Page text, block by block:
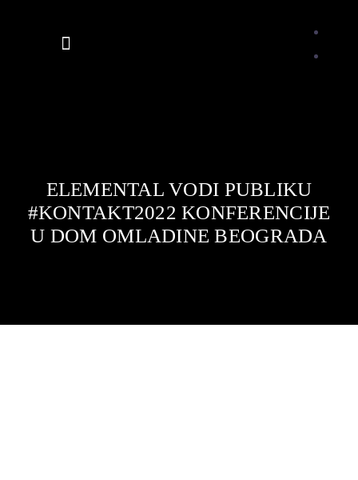
Toggle
O NAMA
ELEMENTAL VODI PUBLIKU
#KONTAKT2022 KONFERENCIJE
U DOM OMLADINE BEOGRADA